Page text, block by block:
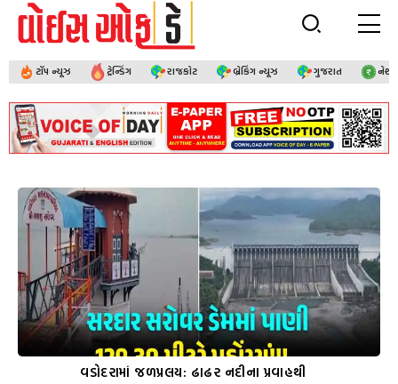
ટૉપ ન્યૂઝ ટ્રેન્ડિંગ રાજકોટ બ્રેકિંગ ન્યૂઝ ગુજરાત
વડોદરામાં જળપ્રલય: ઢાઢર નદીના પ્રવાહથી